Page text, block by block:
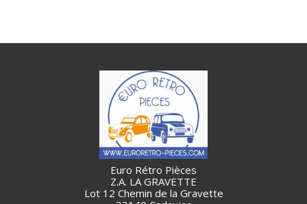
Euro Rétro Pièces
Z.A. LA GRAVETTE
Lot 12 Chemin de la Gravette